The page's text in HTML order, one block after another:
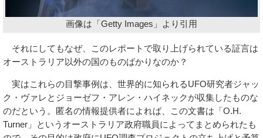
画像は「Getty Images」より引用
それにしてもなぜ、このレポートで取り上げられている証言は
オーストラリア以外の国のものばかりなのか？
実はこれらの目撃事例は、世界的に知られるUFO研究者ジャッ
ク・ヴァレとジョーゼフ・アレン・ハイネックが収集したものな
のだという。匿名の情報提供者によれば、この文書は「O.H.
Turner」というオーストラリア政府職員によってまとめられたも